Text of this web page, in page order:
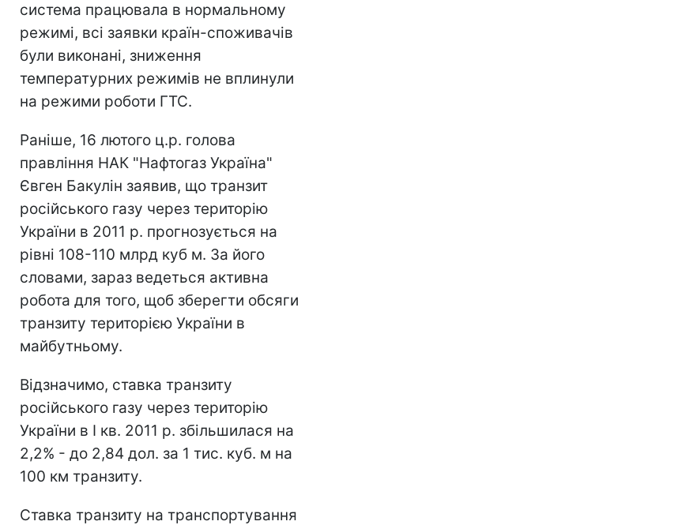
система працювала в нормальному
режимі, всі заявки країн-споживачів
були виконані, зниження
температурних режимів не вплинули
на режими роботи ГТС.
Раніше, 16 лютого ц.р. голова
правління НАК "Нафтогаз Україна"
Євген Бакулін заявив, що транзит
російського газу через територію
України в 2011 р. прогнозується на
рівні 108-110 млрд куб м. За його
словами, зараз ведеться активна
робота для того, щоб зберегти обсяги
транзиту територією України в
майбутньому.
Відзначимо, ставка транзиту
російського газу через територію
України в І кв. 2011 р. збільшилася на
2,2% - до 2,84 дол. за 1 тис. куб. м на
100 км транзиту.
Ставка транзиту на транспортування